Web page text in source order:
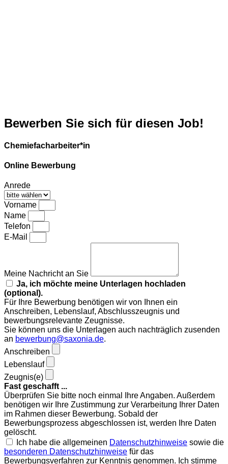
Bewerben Sie sich für diesen Job!
Chemiefacharbeiter*in
Online Bewerbung
Anrede
Vorname
Name
Telefon
E-Mail
Meine Nachricht an Sie
Ja, ich möchte meine Unterlagen hochladen
(optional).
Für Ihre Bewerbung benötigen wir von Ihnen ein
Anschreiben, Lebenslauf, Abschlusszeugnis und
bewerbungsrelevante Zeugnisse.
Sie können uns die Unterlagen auch nachträglich zusenden
an bewerbung@saxonia.de.
Anschreiben
Lebenslauf
Zeugnis(e)
Fast geschafft ...
Überprüfen Sie bitte noch einmal Ihre Angaben. Außerdem
benötigen wir Ihre Zustimmung zur Verarbeitung Ihrer Daten
im Rahmen dieser Bewerbung. Sobald der
Bewerbungsprozess abgeschlossen ist, werden Ihre Daten
gelöscht.
Ich habe die allgemeinen Datenschutzhinweise sowie die
besonderen Datenschutzhinweise für das
Bewerbungsverfahren zur Kenntnis genommen. Ich stimme